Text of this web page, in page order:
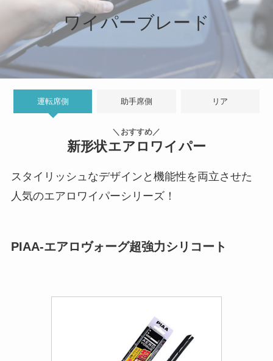
ワイパーブレード
運転席側 助手席側 リア
＼おすすめ／
新形状エアロワイパー
スタイリッシュなデザインと機能性を両立させた
人気のエアロワイパーシリーズ！
PIAA-エアロヴォーグ超強力シリコート